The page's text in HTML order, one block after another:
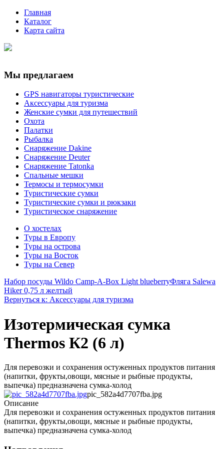
Главная
Каталог
Карта сайта
Мы предлагаем
GPS навигаторы туристические
Аксессуары для туризма
Женские сумки для путешествий
Охота
Палатки
Рыбалка
Снаряжение Dakine
Снаряжение Deuter
Снаряжение Tatonka
Спальные мешки
Термосы и термосумки
Туристические сумки
Туристические сумки и рюкзаки
Туристическое снаряжение
О хостелах
Туры в Европу
Туры на острова
Туры на Восток
Туры на Север
Набор посуды Wildo Camp-A-Box Light blueberryФляга Salewa
Hiker 0,75 л желтый
Вернуться к: Аксессуары для туризма
Изотермическая сумка
Thermos К2 (6 л)
Для перевозки и сохранения остуженных продуктов питания
(напитки, фрукты,овощи, мясные и рыбные продукты,
выпечка) предназначена сумка-холод
pic_582a4d7707fba.jpg
Описание
Для перевозки и сохранения остуженных продуктов питания
(напитки, фрукты,овощи, мясные и рыбные продукты,
выпечка) предназначена сумка-холод